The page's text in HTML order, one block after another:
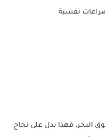
نفسية
البحر، فهذا يدل على نجاح